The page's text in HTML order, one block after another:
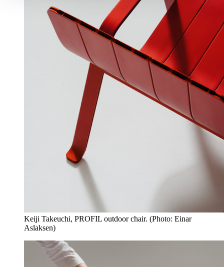
Keiji Takeuchi, PROFIL outdoor chair. (Photo: Einar
Aslaksen)